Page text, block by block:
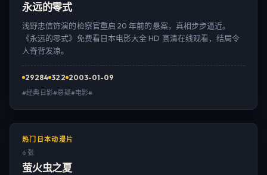
永远的零式
浅野忠信饰演的检察官重启 20 年前的悬案，真相步步逼近。
《永远的零式》免费看日本电影大全 HD 高清在线观看，结局令
人脊背发凉。
29284 322 2003-01-09
#经典日影#悬疑#电影#
热门日本动漫片
6 张
萤火虫之夏